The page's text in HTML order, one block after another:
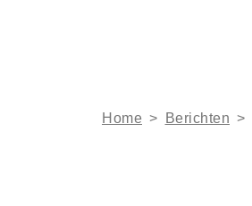
Home > Berichten >